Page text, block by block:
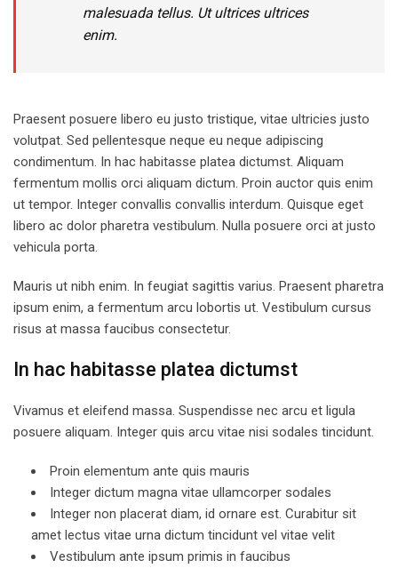
malesuada tellus. Ut ultrices ultrices
enim.
Praesent posuere libero eu justo tristique, vitae ultricies justo
volutpat. Sed pellentesque neque eu neque adipiscing
condimentum. In hac habitasse platea dictumst. Aliquam
fermentum mollis orci aliquam dictum. Proin auctor quis enim
ut tempor. Integer convallis convallis interdum. Quisque eget
libero ac dolor pharetra vestibulum. Nulla posuere orci at justo
vehicula porta.
Mauris ut nibh enim. In feugiat sagittis varius. Praesent pharetra
ipsum enim, a fermentum arcu lobortis ut. Vestibulum cursus
risus at massa faucibus consectetur.
In hac habitasse platea dictumst
Vivamus et eleifend massa. Suspendisse nec arcu et ligula
posuere aliquam. Integer quis arcu vitae nisi sodales tincidunt.
Proin elementum ante quis mauris
Integer dictum magna vitae ullamcorper sodales
Integer non placerat diam, id ornare est. Curabitur sit
amet lectus vitae urna dictum tincidunt vel vitae velit
Vestibulum ante ipsum primis in faucibus